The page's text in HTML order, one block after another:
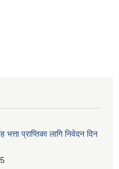
प्राप्तिका लागि निवेदन दिन